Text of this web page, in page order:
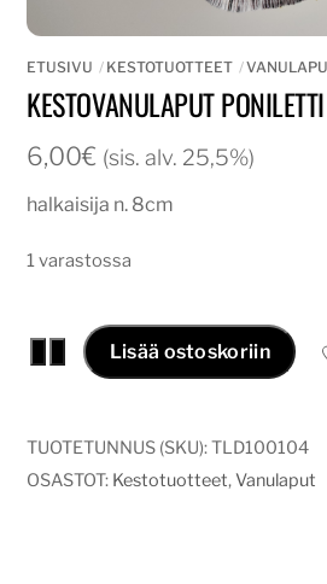
ETUSIVU KESTOTUOTTEET
KESTOVANULAPUT
6,00€ (sis. alv. 25,5%)
halkaisija n. 8cm
1 varastossa
Kestovanulaput
poniletti
(5kpl)
määrä
Lisää ostoskoriin
TUOTETUNNUS (SKU):TLD100104
OSASTOT: Kestotuotteet,Vanulaput